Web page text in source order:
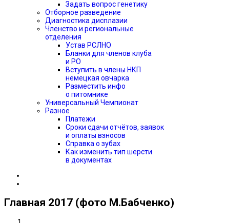
Задать вопрос генетику
Отборное разведение
Диагностика дисплазии
Членство и региональные
отделения
Устав РСЛНО
Бланки для членов клуба
и РО
Вступить в члены НКП
немецкая овчарка
Разместить инфо
о питомнике
Универсальный Чемпионат
Разное
Платежи
Сроки сдачи отчётов, заявок
и оплаты взносов
Справка о зубах
Как изменить тип шерсти
в документах
Главная 2017 (фото М.Бабченко)